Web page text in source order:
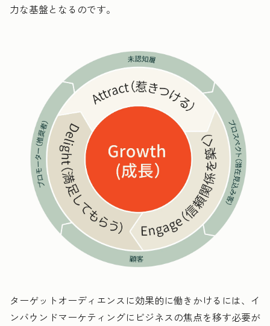
力な基盤となるのです。
ターゲットオーディエンスに効果的に働きかけるには、イ
ンバウンドマーケティングにビジネスの焦点を移す必要が